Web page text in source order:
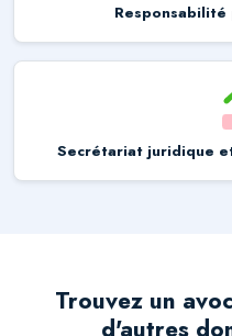
Secrétariat juridique
Trouvez un
d'autres